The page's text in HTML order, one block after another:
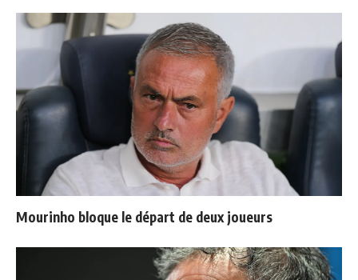
Mourinho bloque le départ de deux joueurs